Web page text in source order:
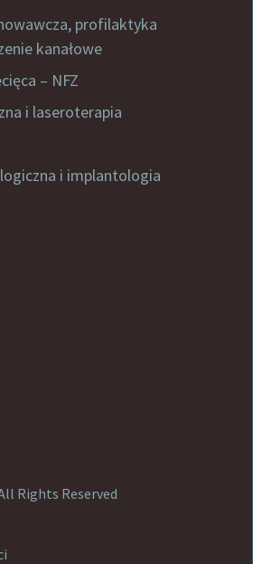
profilaktyka
kanałowe
– NFZ
i laseroterapia
i implantologia
Rights Reserved